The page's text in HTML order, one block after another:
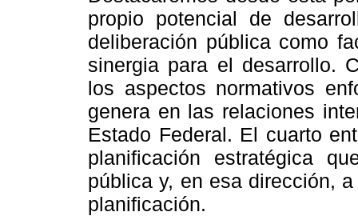
propio potencial de
deliberación pública como
sinergia para el desarrollo.
los aspectos normativos
genera en las relaciones
Estado Federal. El cuarto
planificación estratégica
pública y, en esa dirección,
planificación.